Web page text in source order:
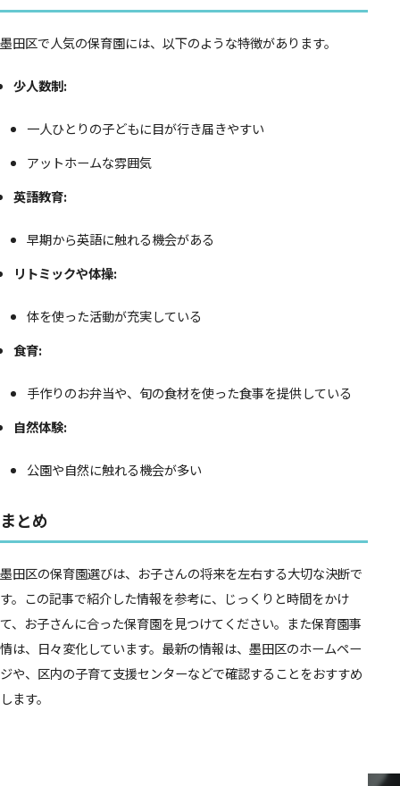
墨田区で人気の保育園には、以下のような特徴があります。
少人数制:
一人ひとりの子どもに目が行き届きやすい
アットホームな雰囲気
英語教育:
早期から英語に触れる機会がある
リトミックや体操:
体を使った活動が充実している
食育:
手作りのお弁当や、旬の食材を使った食事を提供している
自然体験:
公園や自然に触れる機会が多い
まとめ
墨田区の保育園選びは、お子さんの将来を左右する大切な決断で
す。この記事で紹介した情報を参考に、じっくりと時間をかけ
て、お子さんに合った保育園を見つけてください。また保育園事
情は、日々変化しています。最新の情報は、墨田区のホームペー
ジや、区内の子育て支援センターなどで確認することをおすすめ
します。